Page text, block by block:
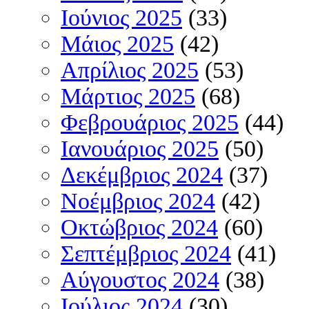
Ιούνιος 2025 (33)
Μάιος 2025 (42)
Απρίλιος 2025 (53)
Μάρτιος 2025 (68)
Φεβρουάριος 2025 (44)
Ιανουάριος 2025 (50)
Δεκέμβριος 2024 (37)
Νοέμβριος 2024 (42)
Οκτώβριος 2024 (60)
Σεπτέμβριος 2024 (41)
Αύγουστος 2024 (38)